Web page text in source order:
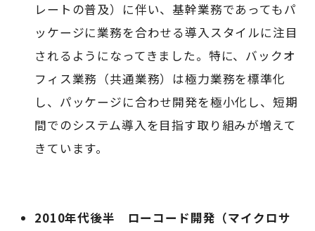
レートの普及）に伴い、基幹業務であってもパ
ッケージに業務を合わせる導入スタイルに注目
されるようになってきました。特に、バックオ
フィス業務（共通業務）は極力業務を標準化
し、パッケージに合わせ開発を極小化し、短期
間でのシステム導入を目指す取り組みが増えて
きています。
2010年代後半 ローコード開発（マイクロサ